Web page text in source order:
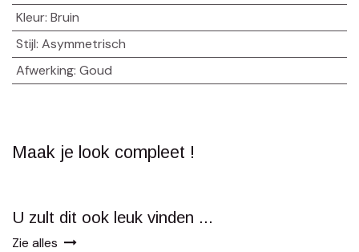
Kleur: Bruin
Stijl: Asymmetrisch
Afwerking: Goud
Maak je look compleet !
U zult dit ook leuk vinden ...
Zie alles